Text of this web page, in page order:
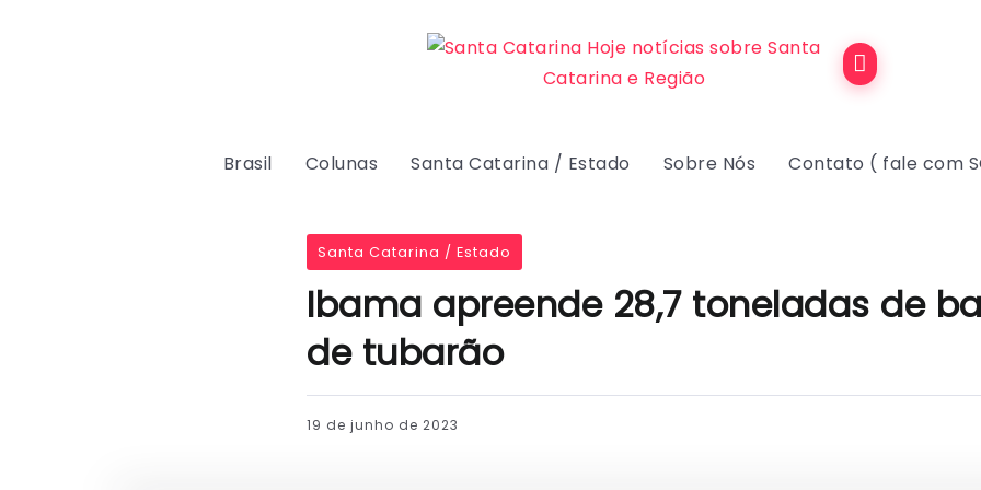
Brasil Colunas Santa Catarina / Estado Sobre Nós Contato ( fale com
Santa Catarina / Estado
Ibama apreende 28,7 toneladas de
de tubarão
19 de junho de 2023